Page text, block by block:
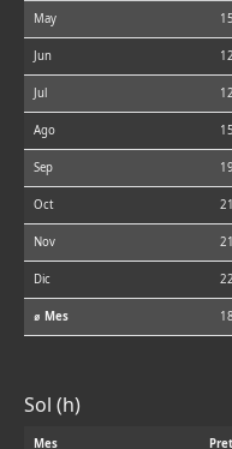
May
Jun
Jul
Ago
Sep
Oct
Nov
Dic
⌀ Mes
Sol (h)
Mes